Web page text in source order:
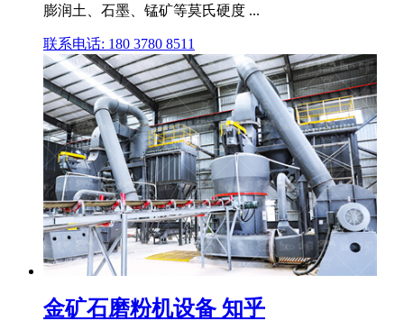
膨润土、石墨、锰矿等莫氏硬度 ...
联系电话: 180 3780 8511
金矿石磨粉机设备 知乎